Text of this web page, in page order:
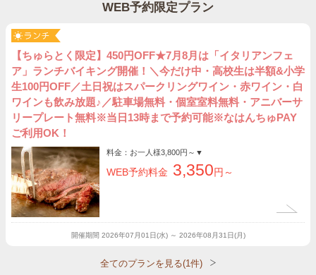
WEB予約限定プラン
【ちゅらとく限定】450円OFF★7月8月は「イタリアンフェ
ア」ランチバイキング開催！＼今だけ中・高校生は半額&小学
生100円OFF／土日祝はスパークリングワイン・赤ワイン・白
ワインも飲み放題♪／駐車場無料・個室室料無料・アニバーサ
リープレート無料※当日13時まで予約可能※なはんちゅPAY
ご利用OK！
料金：お一人様3,800円～ ▼
WEB予約料金 3,350円～
開催期間 2026年07月01日(水) ～ 2026年08月31日(月)
全てのプランを見る(1件)